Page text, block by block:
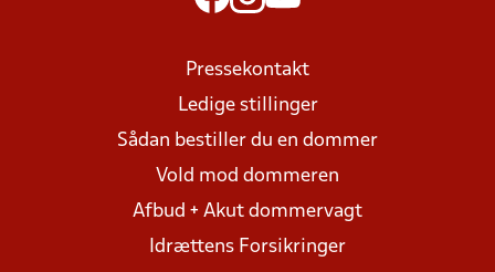
Pressekontakt
Ledige stillinger
Sådan bestiller du en dommer
Vold mod dommeren
Afbud + Akut dommervagt
Idrættens Forsikringer